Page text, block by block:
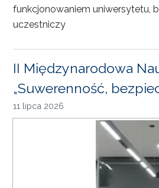
funkcjonowaniem uniwersytetu,
uczestniczy
II Międzynarodowa
„Suwerenność,
11 lipca 2026